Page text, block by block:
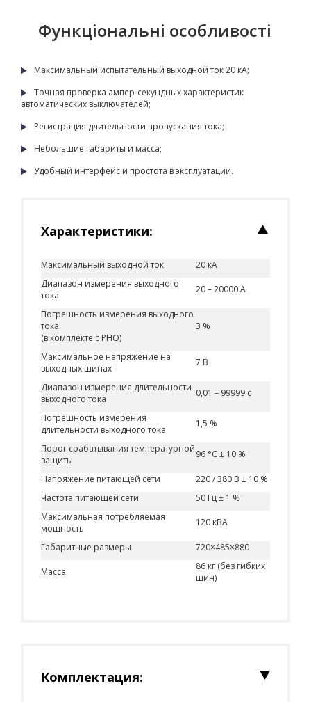
Функціональні особливості
Максимальный испытательный выходной ток 20 кА;
Точная проверка ампер-секундных характеристик
автоматических выключателей;
Регистрация длительности пропускания тока;
Небольшие габариты и масса;
Удобный интерфейс и простота в эксплуатации.
Характеристики:
Максимальный выходной ток
20 кА
Диапазон измерения выходного
тока
20 – 20000 А
Погрешность измерения выходного
тока
(в комплекте с РНО)
3 %
Максимальное напряжение на
выходных шинах
7 В
Диапазон измерения длительности
выходного тока
0,01 – 99999 с
Погрешность измерения
длительности выходного тока
1,5 %
Порог срабатывания температурной
защиты
96 °С ± 10 %
Напряжение питающей сети
220 / 380 В ± 10 %
Частота питающей сети
50 Гц ± 1 %
Максимальная потребляемая
мощность
120 кВА
Габаритные размеры 720×485×880
Масса
86 кг (без гибких
шин)
Комплектация: